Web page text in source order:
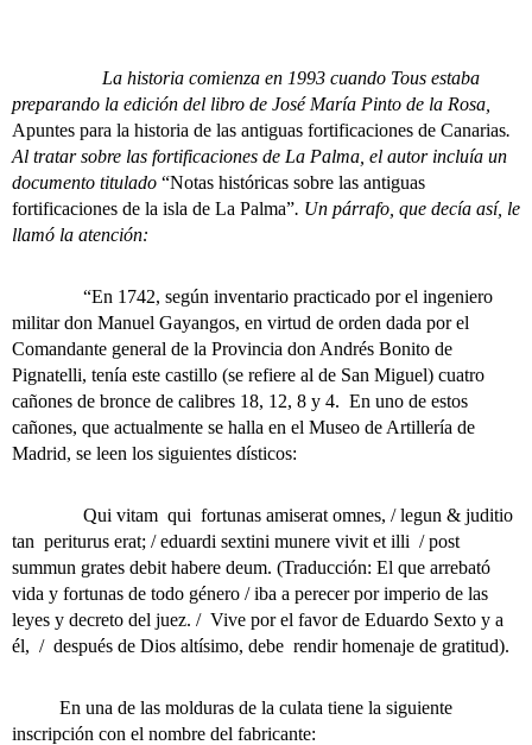
La historia comienza en 1993 cuando Tous estaba
preparando la edición del libro de José María Pinto de la Rosa,
Apuntes para la historia de las antiguas fortificaciones de Canarias.
Al tratar sobre las fortificaciones de La Palma, el autor incluía un
documento titulado “Notas históricas sobre las antiguas
fortificaciones de la isla de La Palma”. Un párrafo, que decía así, le
llamó la atención:
“En 1742, según inventario practicado por el ingeniero
militar don Manuel Gayangos, en virtud de orden dada por el
Comandante general de la Provincia don Andrés Bonito de
Pignatelli, tenía este castillo (se refiere al de San Miguel) cuatro
cañones de bronce de calibres 18, 12, 8 y 4. En uno de estos
cañones, que actualmente se halla en el Museo de Artillería de
Madrid, se leen los siguientes dísticos:
Qui vitam qui fortunas amiserat omnes, / legun & juditio
tan periturus erat; / eduardi sextini munere vivit et illi / post
summun grates debit habere deum. (Traducción: El que arrebató
vida y fortunas de todo género / iba a perecer por imperio de las
leyes y decreto del juez. / Vive por el favor de Eduardo Sexto y a
él, / después de Dios altísimo, debe rendir homenaje de gratitud).
En una de las molduras de la culata tiene la siguiente
inscripción con el nombre del fabricante: